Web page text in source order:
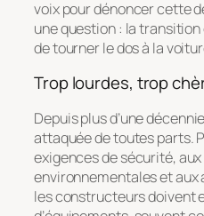
voix pour dénoncer cette
une question : la
de tourner le dos à la
Trop lourdes, trop
Depuis plus d’une
attaquée de toutes parts.
exigences de sécurité,
environnementales et
les constructeurs doivent